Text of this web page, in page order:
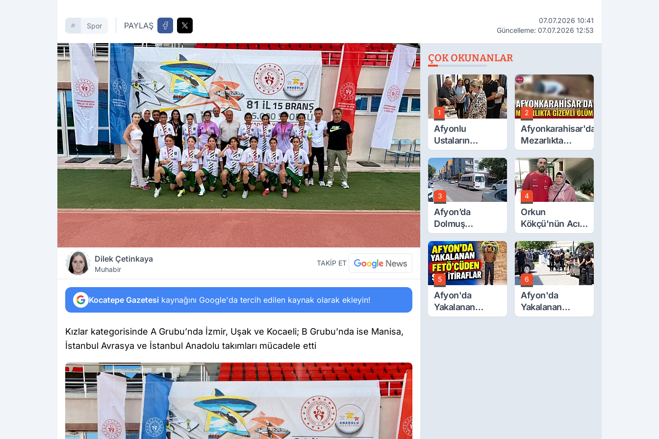
Spor PAYLAŞ
07.07.2026 10:41
Güncelleme: 07.07.2026 12:53
Dilek Çetinkaya
Muhabir
TAKİP ET
Kocatepe Gazetesi kaynağını Google'da tercih edilen kaynak olarak ekleyin!
Kızlar kategorisinde A Grubu’nda İzmir, Uşak ve Kocaeli; B Grubu’nda ise Manisa,
İstanbul Avrasya ve İstanbul Anadolu takımları mücadele etti
ÇOK OKUNANLAR
1
Afyonlu
Ustaların
Eserleri
Görücüye Çıktı
2
Afyonkarahisar'da
Mezarlıkta
Gizemli Ölüm
3
Afyon’da
Dolmuş
Ücretlerine
Yüzde 40 Zam
Talebi
4
Orkun
Kökçü'nün Acı
Günü... Cenaze
Namazı
Emirdağ'da
5
Afyon'da
Yakalanan
FETÖ'Cüden
6
Afyon'da
Yakalanan
FETÖ'cü